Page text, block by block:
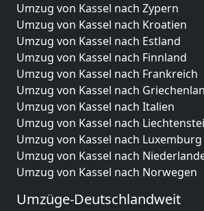
Umzug von Kassel nach Zypern
Umzug von Kassel nach Kroatien
Umzug von Kassel nach Estland
Umzug von Kassel nach Finnland
Umzug von Kassel nach Frankreich
Umzug von Kassel nach
Umzug von Kassel nach Italien
Umzug von Kassel nach
Umzug von Kassel nach Luxemburg
Umzug von Kassel nach
Umzug von Kassel nach Norwegen
Umzüge-Deutschlandweit